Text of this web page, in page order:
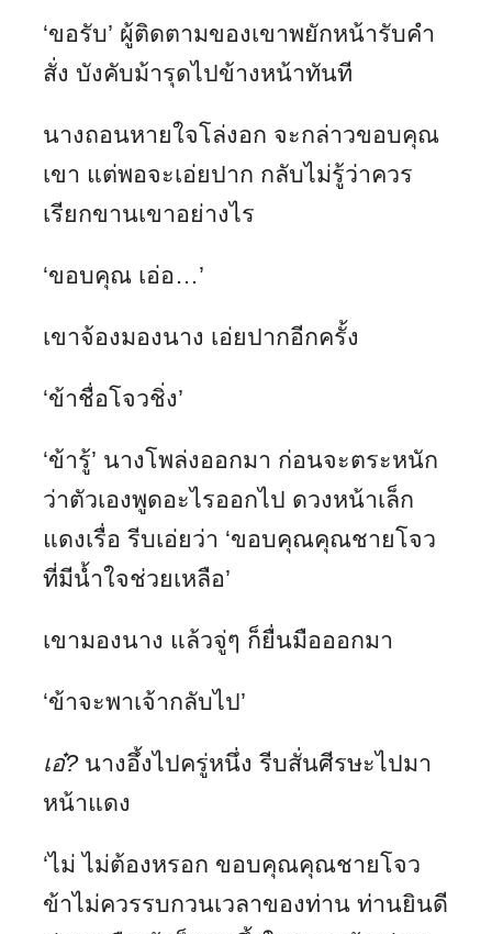
‘ขอรับ’ ผู้ติดตามของเขาพยักหน้ารับคำ
สั่ง บังคับม้ารุดไปข้างหน้าทันที
นางถอนหายใจโล่งอก จะกล่าวขอบคุณ
เขา แต่พอจะเอ่ยปาก กลับไม่รู้ว่าควร
เรียกขานเขาอย่างไร
‘ขอบคุณ เอ่อ…’
เขาจ้องมองนาง เอ่ยปากอีกครั้ง
‘ข้าชื่อโจวชิ่ง’
‘ข้ารู้’ นางโพล่งออกมา ก่อนจะตระหนัก
ว่าตัวเองพูดอะไรออกไป ดวงหน้าเล็ก
แดงเรื่อ รีบเอ่ยว่า ‘ขอบคุณคุณชายโจว
ที่มีน้ำใจช่วยเหลือ’
เขามองนาง แล้วจู่ๆ ก็ยื่นมือออกมา
‘ข้าจะพาเจ้ากลับไป’
เอ๋? นางอึ้งไปครู่หนึ่ง รีบสั่นศีรษะไปมา
หน้าแดง
‘ไม่ ไม่ต้องหรอก ขอบคุณคุณชายโจว
ข้าไม่ควรรบกวนเวลาของท่าน ท่านยินดี